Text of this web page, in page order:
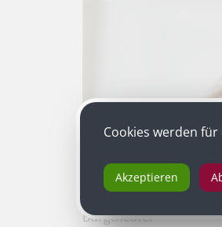
Burgtheater
Cookies werden
Akzeptieren